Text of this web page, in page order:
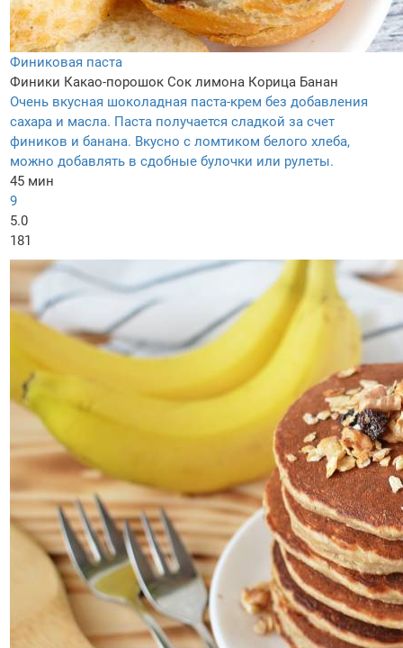
Финиковая паста
Финики Какао-порошок Сок лимона Корица Банан
Очень вкусная шоколадная паста-крем без добавления
сахара и масла. Паста получается сладкой за счет
фиников и банана. Вкусно с ломтиком белого хлеба,
можно добавлять в сдобные булочки или рулеты.
45 мин
9
5.0
181